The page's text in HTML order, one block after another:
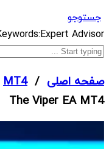
جستوجو
What
are
looking
for?
Expert Advisor
صفحه اصلی /
MT4
The Viper EA MT4